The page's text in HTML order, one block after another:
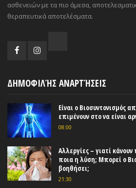
ασθενειών με τα πιο άμεσα,
θεραπευτικά αποτελέσματα.
ΔΗΜΟΦΙΛΉΣ ΑΝΑΡΤΉΣΕΙΣ
Είναι ο Βιοσυντονισμός
επιμένουν στο να είναι
08:00
Αλλεργίες – γιατί
ποια η λύση; Μπορεί ο
βοηθήσει;
21:30